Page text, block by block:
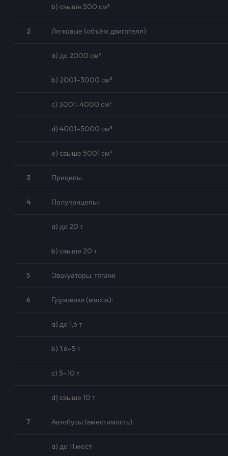
b) свыше 500 см³
2 Легковые (объём двигателя):
a) до 2000 см³
b) 2001–3000 см³
c) 3001–4000 см³
d) 4001–5000 см³
e) свыше 5001 см³
3 Прицепы
4 Полуприцепы:
a) до 20 т
b) свыше 20 т
5 Эвакуаторы, тягачи
6 Грузовики (масса):
a) до 1,6 т
b) 1,6–5 т
c) 5–10 т
d) свыше 10 т
7 Автобусы (вместимость):
a) до 11 мест